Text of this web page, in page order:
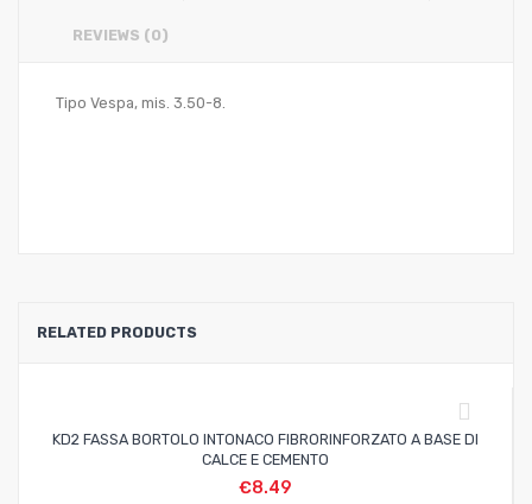
REVIEWS (0)
Tipo Vespa, mis. 3.50-8.
RELATED PRODUCTS
KD2 FASSA BORTOLO INTONACO FIBRORINFORZATO A BASE DI
CALCE E CEMENTO
€8.49